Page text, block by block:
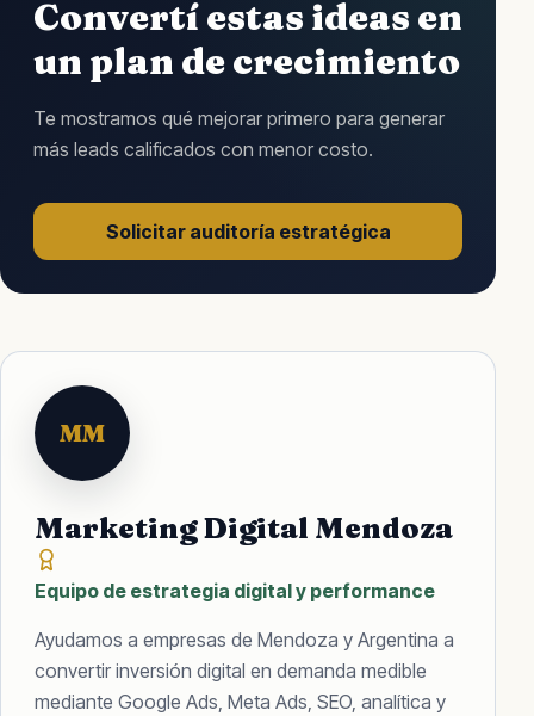
Convertí estas ideas en
un plan de crecimiento
Te mostramos qué mejorar primero para generar
más leads calificados con menor costo.
Solicitar auditoría estratégica
MM
Marketing Digital Mendoza
Equipo de estrategia digital y performance
Ayudamos a empresas de Mendoza y Argentina a
convertir inversión digital en demanda medible
mediante Google Ads, Meta Ads, SEO, analítica y